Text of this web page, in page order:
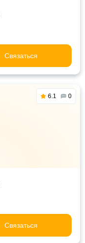
Связаться
6.1 0
Связаться